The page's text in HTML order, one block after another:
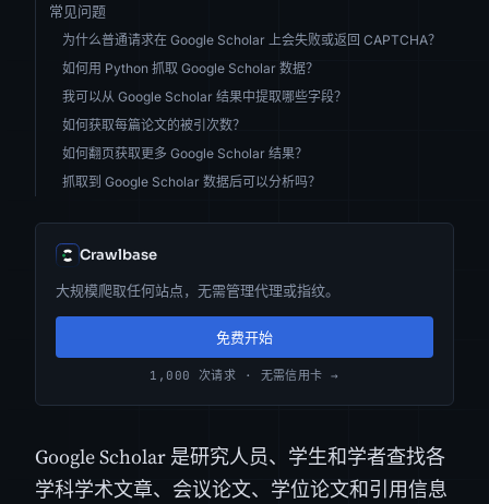
常见问题
为什么普通请求在 Google Scholar 上会失败或返回 CAPTCHA？
如何用 Python 抓取 Google Scholar 数据？
我可以从 Google Scholar 结果中提取哪些字段？
如何获取每篇论文的被引次数？
如何翻页获取更多 Google Scholar 结果？
抓取到 Google Scholar 数据后可以分析吗？
Crawlbase
大规模爬取任何站点，无需管理代理或指纹。
免费开始
1,000 次请求 · 无需信用卡 →
Google Scholar 是研究人员、学生和学者查找各
学科学术文章、会议论文、学位论文和引用信息